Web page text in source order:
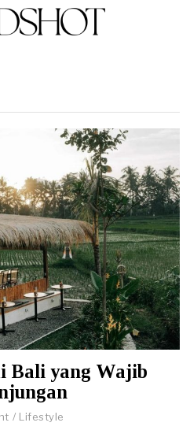
Bali yang Wajib
/ Lifestyle